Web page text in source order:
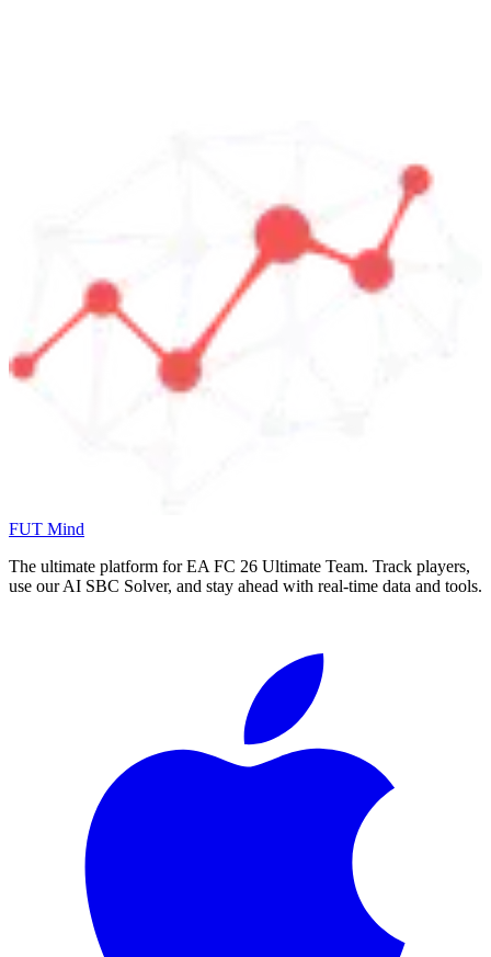
FUT Mind
The ultimate platform for EA FC 26 Ultimate Team. Track players,
use our AI SBC Solver, and stay ahead with real-time data and tools.